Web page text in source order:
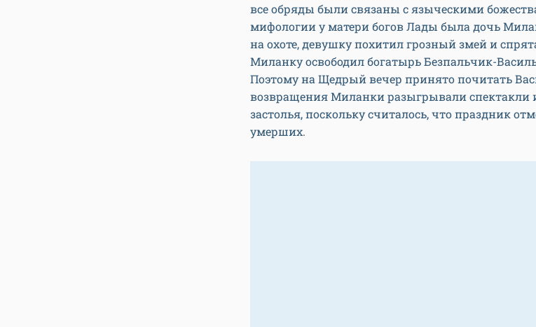
все обряды были связаны с языческими
мифологии у матери богов Лады была дочь
на охоте, девушку похитил грозный змей и
Миланку освободил богатырь Безпальчик-
Поэтому на Щедрый вечер принято почитать
возвращения Миланки разыгрывали спектакли
застолья, поскольку считалось, что праздник
умерших.